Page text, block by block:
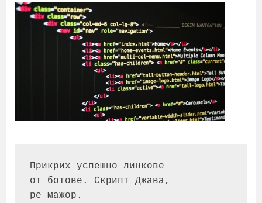
Прикрих успешно линкове
от ботове. Скрипт Джава,
ре мажор.